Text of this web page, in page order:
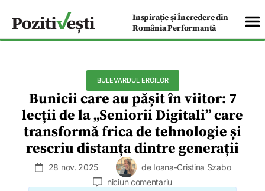
Inspirație și Încredere din
România Performantă
BULEVARDUL EROILOR
Bunicii care au pășit în viitor: 7
lecții de la „Seniorii Digitali” care
transformă frica de tehnologie și
rescriu distanța dintre generații
28 nov. 2025 de Ioana-Cristina Szabo
niciun comentariu